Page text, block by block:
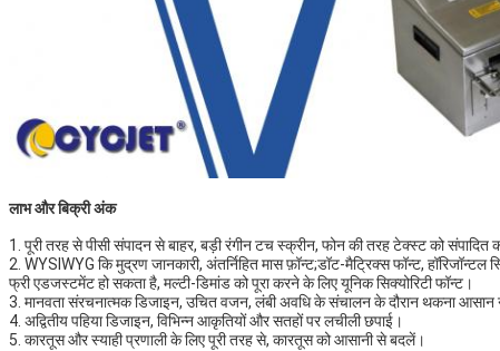
लाभ और बिक्री अंक
1. पूरी तरह से पीसी संपादन से बाहर, बड़ी रंगीन टच स्क्रीन, फोन की तरह टेक्स्ट को
2. WYSIWYG कि मुद्रण जानकारी, अंतर्निहित मास फ़ॉन्ट;डॉट-मैट्रिक्स फॉन्ट,
फ्री एडजस्टमेंट हो सकता है, मल्टी-डिमांड को पूरा करने के लिए यूनिक सिक्योरिटी फॉन्ट।
3. मानवता संरचनात्मक डिजाइन, उचित वजन, लंबी अवधि के संचालन के दौरान थकना आसान
4. अद्वितीय पहिया डिजाइन, विभिन्न आकृतियों और सतहों पर लचीली छपाई।
5. कारतूस और स्याही प्रणाली के लिए पूरी तरह से, कारतूस को आसानी से बदलें।